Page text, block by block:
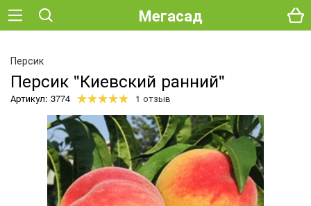
Мегасад
Персик
Персик "Киевский ранний"
Артикул: 3774 1 отзыв